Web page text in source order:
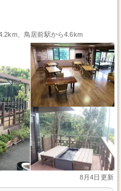
、鳥居前駅から4.6km
8月4日更新